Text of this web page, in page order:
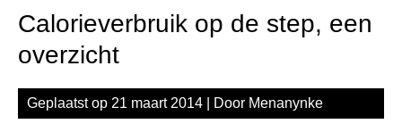
Calorieverbruik op de step, een
overzicht
Geplaatst op 21 maart 2014 | Door Menanynke